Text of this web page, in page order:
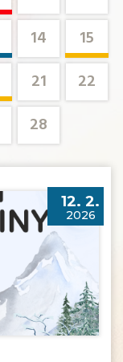
14
15
21
22
28
12. 2.
2026